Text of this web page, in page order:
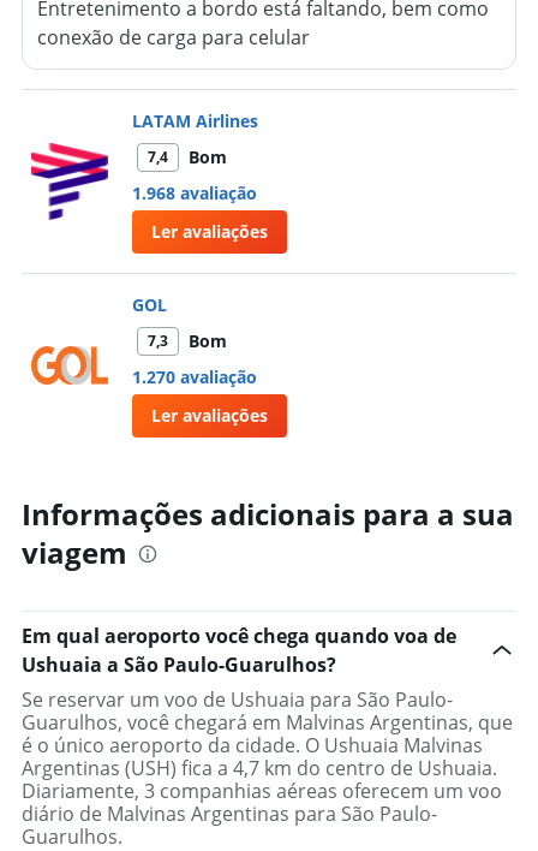
Entretenimento a bordo está faltando, bem como
conexão de carga para celular
LATAM Airlines
7,4
Bom
1.968 avaliação
Ler avaliações
GOL
7,3
Bom
1.270 avaliação
Ler avaliações
Informações adicionais para a sua
viagem
Em qual aeroporto você chega quando voa de
Ushuaia a São Paulo-Guarulhos?
Se reservar um voo de Ushuaia para São Paulo-
Guarulhos, você chegará em Malvinas Argentinas, que
é o único aeroporto da cidade. O Ushuaia Malvinas
Argentinas (USH) fica a 4,7 km do centro de Ushuaia.
Diariamente, 3 companhias aéreas oferecem um voo
diário de Malvinas Argentinas para São Paulo-
Guarulhos.